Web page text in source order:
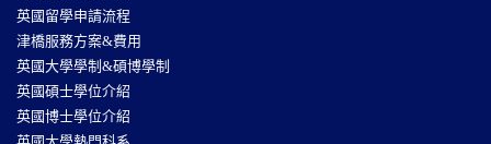
英國留學申請流程
津橋服務方案&費用
英國大學學制&碩博學制
英國碩士學位介紹
英國博士學位介紹